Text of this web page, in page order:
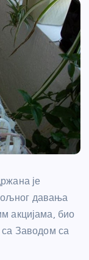
је
давања
акцијама, био
са Заводом са